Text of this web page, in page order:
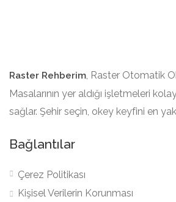
Raster Rehberim, Raster Otomatik
Masalarının yer aldığı işletmeleri
sağlar. Şehir seçin, okey keyfini en
Bağlantılar
Çerez Politikası
Kişisel Verilerin Korunması